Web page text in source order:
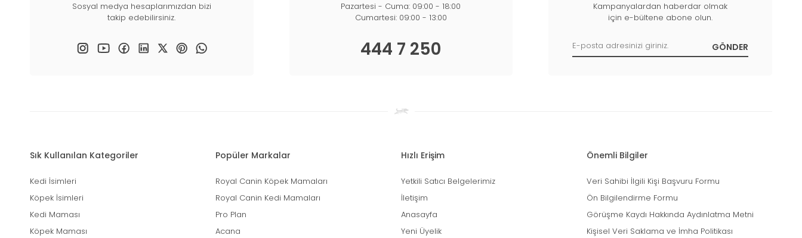
Sosyal medya hesaplarımızdan bizi
takip edebilirsiniz.
Pazartesi - Cuma: 09:00 - 18:00
Cumartesi: 09:00 - 13:00
444 7 250
Kampanyalardan haberdar olmak
için e-bültene abone olun.
Sık Kullanılan Kategoriler
Kedi İsimleri
Köpek İsimleri
Kedi Maması
Köpek Maması
Popüler Markalar
Royal Canin Köpek Mamaları
Royal Canin Kedi Mamaları
Pro Plan
Acana
Hızlı Erişim
Yetkili Satıcı Belgelerimiz
İletişim
Anasayfa
Yeni Üyelik
Önemli Bilgiler
Veri Sahibi İlgili Kişi Başvuru Formu
Ön Bilgilendirme Formu
Görüşme Kaydı Hakkında Aydınlatma Metni
Kişisel Veri Saklama ve İmha Politikası